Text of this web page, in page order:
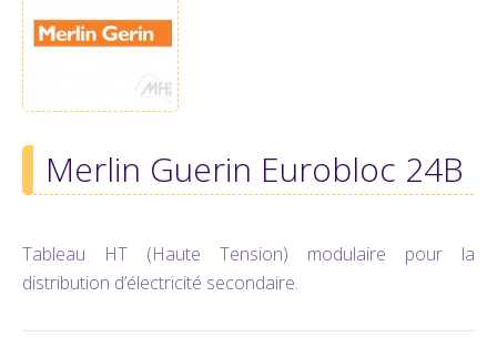
Merlin Guerin Eurobloc 24B
Tableau HT (Haute Tension) modulaire pour la
distribution d’électricité secondaire.